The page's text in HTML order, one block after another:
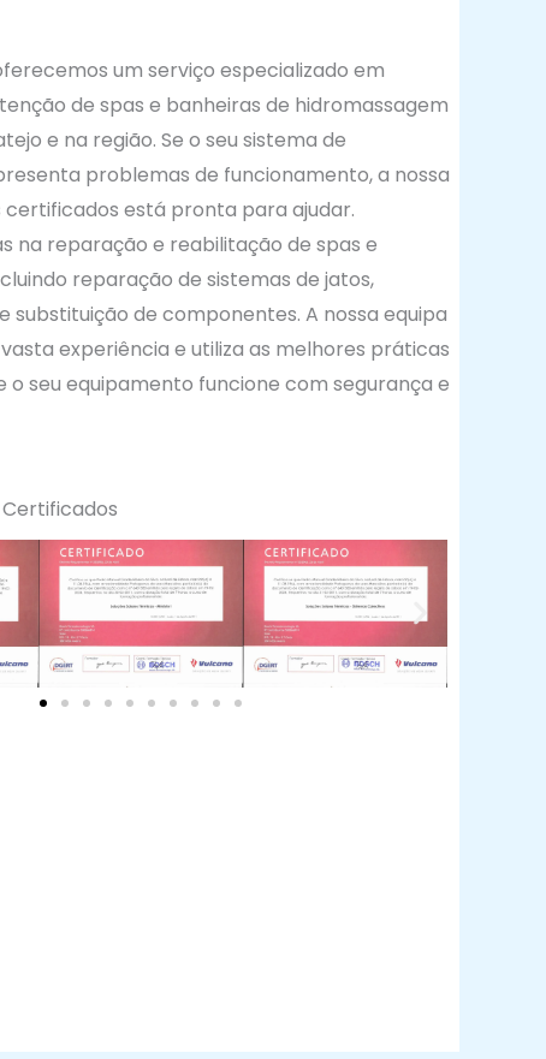
um serviço especializado em
de spas e banheiras de hidromassagem
e na região. Se o seu sistema de
problemas de funcionamento, a nossa
está pronta para ajudar.
na reparação e reabilitação de spas e
reparação de sistemas de jatos,
substituição de componentes. A nossa equipa
experiência e utiliza as melhores práticas
o seu equipamento funcione com segurança e